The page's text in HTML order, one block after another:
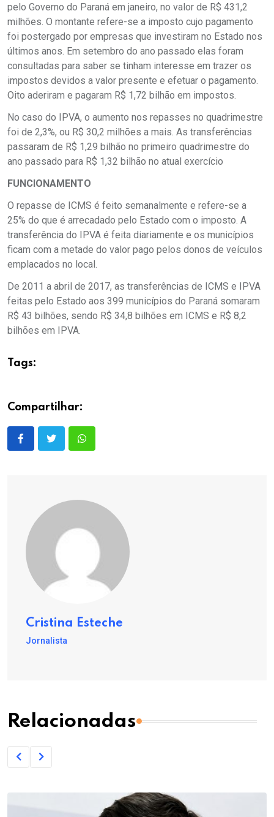
pelo Governo do Paraná em janeiro, no valor de R$ 431,2
milhões. O montante refere-se a imposto cujo pagamento
foi postergado por empresas que investiram no Estado nos
últimos anos. Em setembro do ano passado elas foram
consultadas para saber se tinham interesse em trazer os
impostos devidos a valor presente e efetuar o pagamento.
Oito aderiram e pagaram R$ 1,72 bilhão em impostos.
No caso do IPVA, o aumento nos repasses no quadrimestre
foi de 2,3%, ou R$ 30,2 milhões a mais. As transferências
passaram de R$ 1,29 bilhão no primeiro quadrimestre do
ano passado para R$ 1,32 bilhão no atual exercício
FUNCIONAMENTO
O repasse de ICMS é feito semanalmente e refere-se a
25% do que é arrecadado pelo Estado com o imposto. A
transferência do IPVA é feita diariamente e os municípios
ficam com a metade do valor pago pelos donos de veículos
emplacados no local.
De 2011 a abril de 2017, as transferências de ICMS e IPVA
feitas pelo Estado aos 399 municípios do Paraná somaram
R$ 43 bilhões, sendo R$ 34,8 bilhões em ICMS e R$ 8,2
bilhões em IPVA.
Tags:
Compartilhar:
Cristina Esteche
Jornalista
Relacionadas